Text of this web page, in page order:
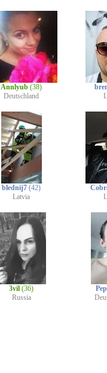
Annlyub (38)
Deutschland
blednij7 (42)
Latvia
3vil (36)
Russia